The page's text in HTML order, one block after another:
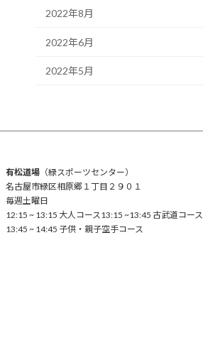
2022年8月
2022年6月
2022年5月
有松道場（緑スポーツセンター）
名古屋市緑区相原郷１丁目２９０１
毎週土曜日
12:15 ~ 13:15 大人コース13:15 ~13:45 古武道コース
13:45 ~ 14:45 子供・親子空手コース